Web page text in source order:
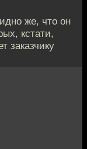
же, что он
кстати,
заказчику